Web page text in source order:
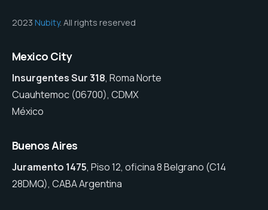
2023 Nubity. All rights reserved
Mexico City
Insurgentes Sur 318, Roma Norte
Cuauhtemoc (06700), CDMX
México
Buenos Aires
Juramento 1475, Piso 12, oficina 8 Belgrano (C14
28DMQ), CABA Argentina